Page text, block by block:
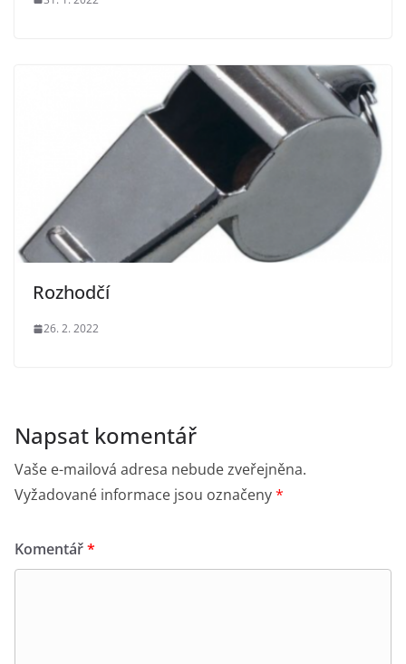
Rozhodčí
26. 2. 2022
Napsat komentář
Vaše e-mailová adresa nebude zveřejněna.
Vyžadované informace jsou označeny*
Komentář*